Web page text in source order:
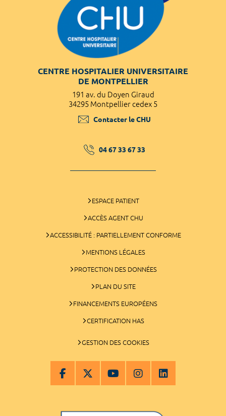
CENTRE HOSPITALIER UNIVERSITAIRE
DE MONTPELLIER
191 av. du Doyen Giraud
34295 Montpellier cedex 5
Contacter le CHU
04 67 33 67 33
ESPACE PATIENT
ACCÈS AGENT CHU
ACCESSIBILITÉ : PARTIELLEMENT CONFORME
MENTIONS LÉGALES
PROTECTION DES DONNÉES
PLAN DU SITE
FINANCEMENTS EUROPÉENS
CERTIFICATION HAS
GESTION DES COOKIES